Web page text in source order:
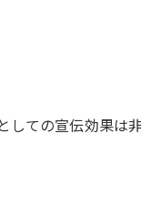
ての宣伝効果は非